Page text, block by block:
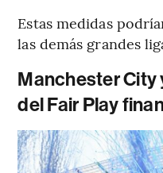
Estas medidas
las demás grandes
Manchester City
del Fair Play